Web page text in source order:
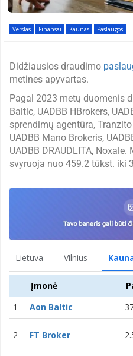
Verslas Finansai Kaunas Paslaugos
Didžiausios draudimo
metines apyvartas.
Pagal 2023 metų duomenis
Baltic, UADBB HBrokers,
sprendimų agentūra,
UADBB Mano Brokeris,
UADBB DRAUDLITA,
svyruoja nuo 459.2 tūkst. iki
Lietuva Vilnius
Įmonė
1
Aon Baltic
2 FT Broker